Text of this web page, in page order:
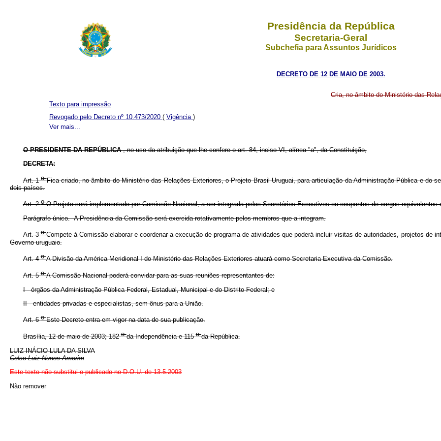
Presidência da República
Secretaria-Geral
Subchefia para Assuntos Jurídicos
DECRETO DE 12 DE MAIO DE 2003.
Cria, no âmbito do Ministério das
Ver mais...
Texto para impressão
Revogado pelo Decreto nº 10.473/2020 ( Vigência )
O PRESIDENTE DA REPÚBLICA, no uso da atribuição que lhe confere o art. 84, inciso VI, alínea "a", da Constituição,
DECRETA:
Art. 1oFica criado, no âmbito do Ministério das Relações Exteriores, o Projeto Brasil-Uruguai, para articulação da Administração Pública e do
dois países.
Art. 2oO Projeto será implementado por Comissão Nacional, a ser integrada pelos Secretários-Executivos ou ocupantes de cargos equivalentes
Parágrafo único. A Presidência da Comissão será exercida rotativamente pelos membros que a integram.
Art. 3oCompete à Comissão elaborar e coordenar a execução de programa de atividades que poderá incluir visitas de autoridades, projetos de
Governo uruguaio.
Art. 4oA Divisão da América Meridional I do Ministério das Relações Exteriores atuará como Secretaria-Executiva da Comissão.
Art. 5oA Comissão Nacional poderá convidar para as suas reuniões representantes de:
I - órgãos da Administração Pública Federal, Estadual, Municipal e do Distrito Federal; e
II - entidades privadas e especialistas, sem ônus para a União.
Art. 6oEste Decreto entra em vigor na data de sua publicação.
Brasília, 12 de maio de 2003; 182oda Independência e 115oda República.
LUIZ INÁCIO LULA DA SILVA
Celso Luiz Nunes Amorim
Este texto não substitui o publicado no D.O.U. de 13.5.2003
Não remover